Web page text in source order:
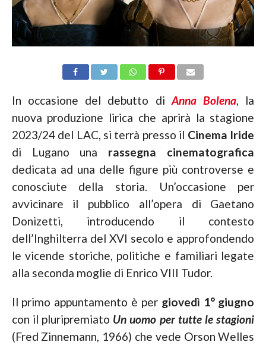
In occasione del debutto di Anna Bolena, la
nuova produzione lirica che aprirà la stagione
2023/24 del LAC, si terrà presso il Cinema Iride
di Lugano una rassegna cinematografica
dedicata ad una delle figure più controverse e
conosciute della storia. Un’occasione per
avvicinare il pubblico all’opera di Gaetano
Donizetti, introducendo il contesto
dell’Inghilterra del XVI secolo e approfondendo
le vicende storiche, politiche e familiari legate
alla seconda moglie di Enrico VIII Tudor.
Il primo appuntamento è per giovedì 1° giugno
con il pluripremiato Un uomo per tutte le stagioni
(Fred Zinnemann, 1966) che vede Orson Welles